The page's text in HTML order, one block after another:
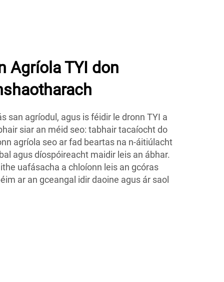
Agríola TYI don
san agríodul, agus is féidir le dronn TYI a
siar an méid seo: tabhair tacaíocht do
agríola seo ar fad beartas na n-áitiúlacht
agus díospóireacht maidir leis an ábhar.
uafásacha a chloíonn leis an gcóras
ar an gceangal idir daoine agus ár saol